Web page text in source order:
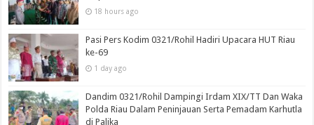
18 hours ago
Pasi Pers Kodim 0321/Rohil Hadiri Upacara HUT Riau
ke-69
1 day ago
Dandim 0321/Rohil Dampingi Irdam XIX/TT Dan Waka
Polda Riau Dalam Peninjauan Serta Pemadam Karhutla
di Palika